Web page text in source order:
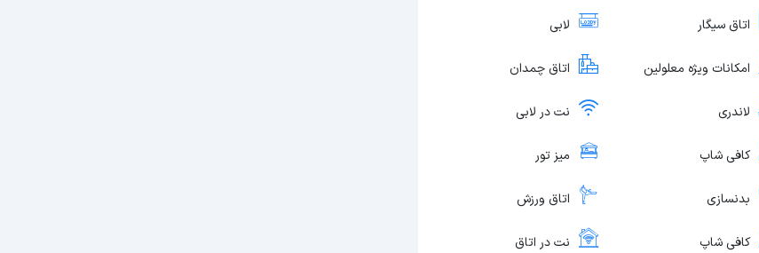
اتاق سیگار لابی
امکانات ویژه معلولین اتاق چمدان
لاندری نت در لابی
کافی شاپ میز تور
بدنسازی اتاق ورزش
کافی شاپ نت در اتاق